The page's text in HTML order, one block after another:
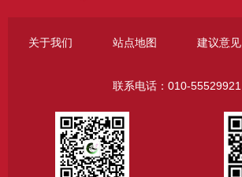
关于我们 站点地图 建议意见
联系电话：010-55529921